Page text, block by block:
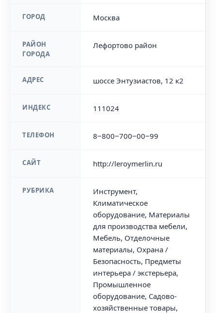
ГОРОД Москва
РАЙОН
ГОРОДА
Лефортово район
АДРЕС шоссе Энтузиастов, 12 к2
ИНДЕКС 111024
ТЕЛЕФОН 8‒800‒700‒00‒99
САЙТ http://leroymerlin.ru
РУБРИКА
Инструмент,
Климатическое
оборудование, Материалы
для производства мебели,
Мебель, Отделочные
материалы, Охрана /
Безопасность, Предметы
интерьера / экстерьера,
Промышленное
оборудование, Садово-
хозяйственные товары,